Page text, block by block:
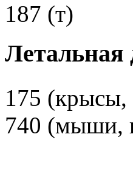
187 (т)
Летальная
175
740 (мыши,